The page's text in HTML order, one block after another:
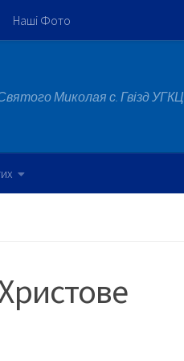
Наші Фото
Миколая с. Гвізд УГКЦ